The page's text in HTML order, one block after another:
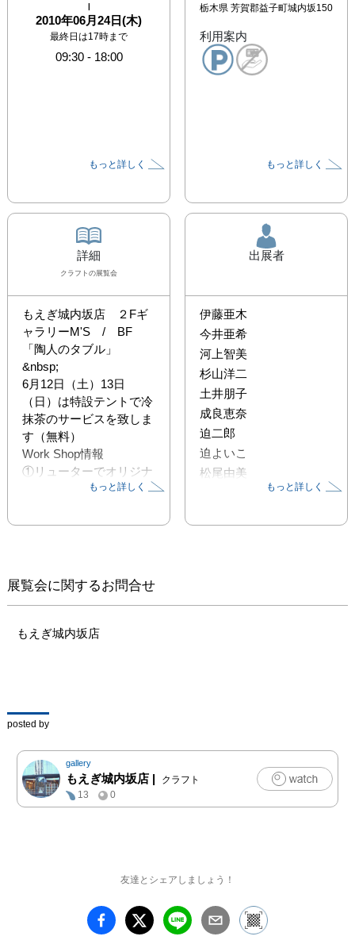
|
2010年06月24日(木)
最終日は17時まで
09:30- 18:00
もっと詳しく
栃木県 芳賀郡益子町城内坂150
利用案内
もっと詳しく
詳細
クラフト の展覧会
もえぎ城内坂店　２Fギ
ャラリーM'S　/　BF
「陶人のタブル」
&nbsp;
6月12日（土）13日
（日）は特設テントで冷
抹茶のサービスを致しま
す（無料）
Work Shop情報
①リューターでオリジナ
ルキャンドルホルダーを
②トンボ玉を作ろう
作ろう
6月19日、20日
～/13:00～/14:00～/15:00
締め切ります
&nbsp;（DMより転記）
もっと詳しく
出展者
伊藤亜木
今井亜希
河上智美
杉山洋二
土井朋子
成良恵奈
迫二郎
迫よいこ
松尾由美
もっと詳しく
展覧会に関するお問合せ
もえぎ城内坂店
posted by
gallery
もえぎ城内坂店 |
クラフト
13
0
友達とシェアしましょう！